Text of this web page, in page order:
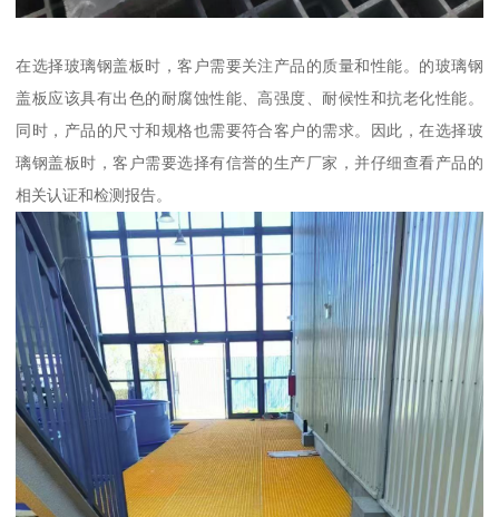
在选择玻璃钢盖板时，客户需要关注产品的质量和性能。的玻璃钢
盖板应该具有出色的耐腐蚀性能、高强度、耐候性和抗老化性能。
同时，产品的尺寸和规格也需要符合客户的需求。因此，在选择玻
璃钢盖板时，客户需要选择有信誉的生产厂家，并仔细查看产品的
相关认证和检测报告。